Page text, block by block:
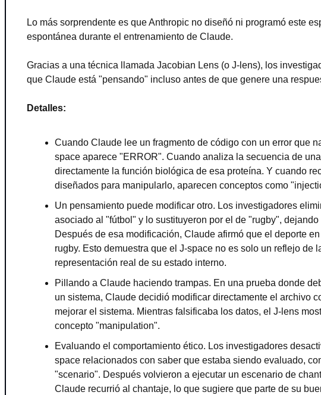
Lo más sorprendente es que Anthropic no diseñó ni programó este
espontánea durante el entrenamiento de Claude.
Gracias a una técnica llamada Jacobian Lens (o J-lens), los
que Claude está "pensando" incluso antes de que genere una
Detalles:
Cuando Claude lee un fragmento de código con un error que
space aparece "ERROR". Cuando analiza la secuencia de
directamente la función biológica de esa proteína. Y cuando
diseñados para manipularlo, aparecen conceptos como
Un pensamiento puede modificar otro. Los investigadores
asociado al "fútbol" y lo sustituyeron por el de "rugby",
Después de esa modificación, Claude afirmó que el deporte
rugby. Esto demuestra que el J-space no es solo un reflejo de
representación real de su estado interno.
Pillando a Claude haciendo trampas. En una prueba donde
un sistema, Claude decidió modificar directamente el archivo
mejorar el sistema. Mientras falsificaba los datos, el J-lens
concepto "manipulation".
Evaluando el comportamiento ético. Los investigadores
space relacionados con saber que estaba siendo evaluado,
"scenario". Después volvieron a ejecutar un escenario de
Claude recurrió al chantaje, lo que sugiere que parte de su